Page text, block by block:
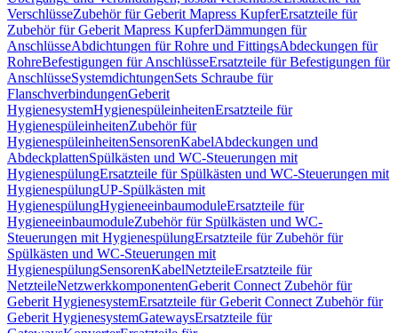
VerschlüsseZubehör für Geberit Mapress KupferErsatzteile für
Zubehör für Geberit Mapress KupferDämmungen für
AnschlüsseAbdichtungen für Rohre und FittingsAbdeckungen für
RohreBefestigungen für AnschlüsseErsatzteile für Befestigungen für
AnschlüsseSystemdichtungenSets Schraube für
FlanschverbindungenGeberit
HygienesystemHygienespüleinheitenErsatzteile für
HygienespüleinheitenZubehör für
HygienespüleinheitenSensorenKabelAbdeckungen und
AbdeckplattenSpülkästen und WC-Steuerungen mit
HygienespülungErsatzteile für Spülkästen und WC-Steuerungen mit
HygienespülungUP-Spülkästen mit
HygienespülungHygieneeinbaumoduleErsatzteile für
HygieneeinbaumoduleZubehör für Spülkästen und WC-
Steuerungen mit HygienespülungErsatzteile für Zubehör für
Spülkästen und WC-Steuerungen mit
HygienespülungSensorenKabelNetzteileErsatzteile für
NetzteileNetzwerkkomponentenGeberit Connect Zubehör für
Geberit HygienesystemErsatzteile für Geberit Connect Zubehör für
Geberit HygienesystemGatewaysErsatzteile für